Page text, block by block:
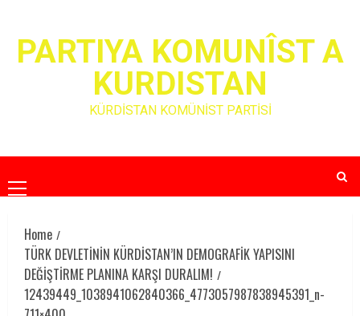
contentPARTIYA KOMUNÎST A
KURDISTAN
KÜRDİSTAN KOMÜNİST PARTİSİ
Primary
Menu
Home
TÜRK DEVLETİNİN KÜRDİSTAN’IN DEMOGRAFİK YAPISINI
DEĞİŞTİRME PLANINA KARŞI DURALIM!
12439449_1038941062840366_4773057987838945391_n-